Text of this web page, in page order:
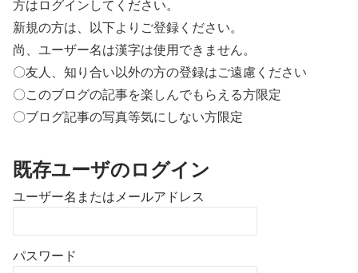
方はログインしてください。
新規の方は、以下よりご登録ください。
尚、ユーザー名は漢字は使用できません。
〇友人、知り合い以外の方の登録はご遠慮ください
〇このブログの記事を楽しんでもらえる方限定
〇ブログ記事の写真等気にしない方限定
既存ユーザのログイン
ユーザー名またはメールアドレス
パスワード